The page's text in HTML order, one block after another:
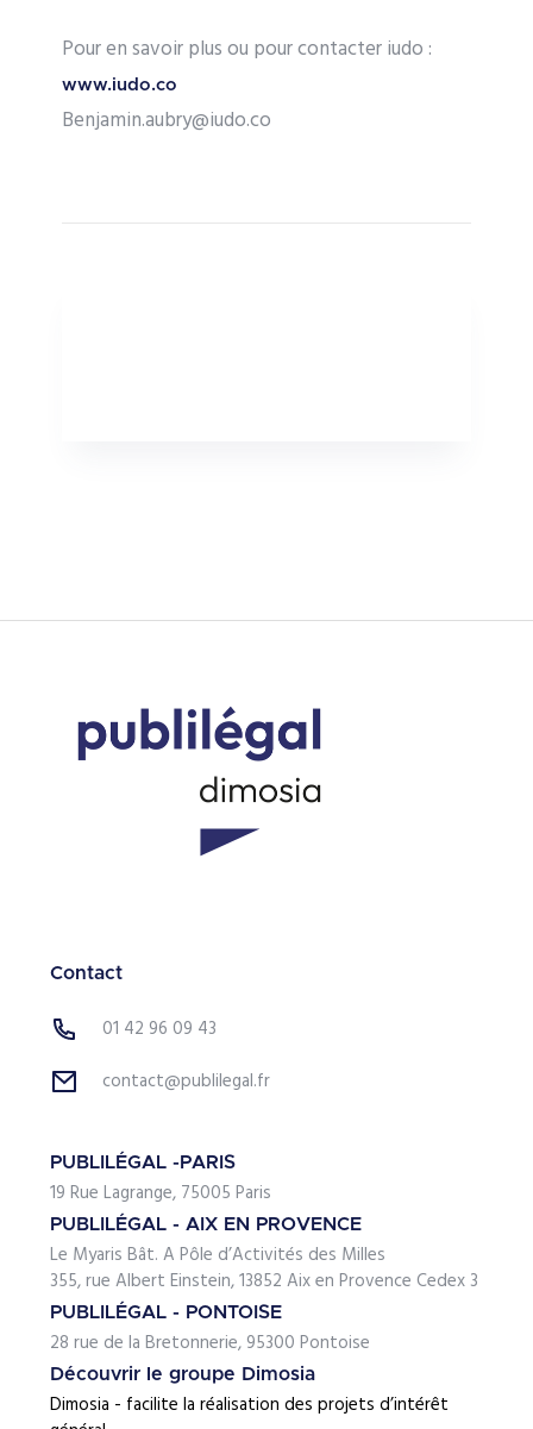
Pour en savoir plus ou pour contacter iudo :
www.iudo.co
Benjamin.aubry@iudo.co
Contact
01 42 96 09 43
contact@publilegal.fr
PUBLILÉGAL -PARIS
19 Rue Lagrange, 75005 Paris
PUBLILÉGAL - AIX EN PROVENCE
Le Myaris Bât. A Pôle d’Activités des Milles
355, rue Albert Einstein, 13852 Aix en Provence Cedex 3
PUBLILÉGAL - PONTOISE
28 rue de la Bretonnerie, 95300 Pontoise
Découvrir le groupe Dimosia
Dimosia - facilite la réalisation des projets d’intérêt